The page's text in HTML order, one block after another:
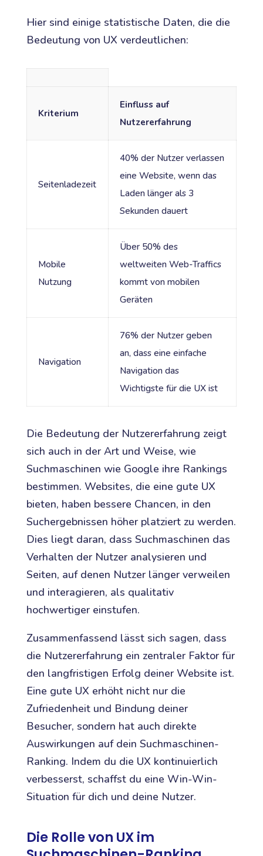
Hier sind einige statistische Daten, die die
Bedeutung von UX verdeutlichen:
Kriterium
Einfluss auf
Nutzererfahrung
Seitenladezeit
40% der Nutzer verlassen
eine Website, wenn das
Laden länger als 3
Sekunden dauert
Mobile
Nutzung
Über 50% des
weltweiten Web-Traffics
kommt von mobilen
Geräten
Navigation
76% der Nutzer geben
an, dass eine einfache
Navigation das
Wichtigste für die UX ist
Die Bedeutung der Nutzererfahrung zeigt
sich auch in der Art und Weise, wie
Suchmaschinen wie Google ihre Rankings
bestimmen. Websites, die eine gute UX
bieten, haben bessere Chancen, in den
Suchergebnissen höher platziert zu werden.
Dies liegt daran, dass Suchmaschinen das
Verhalten der Nutzer analysieren und
Seiten, auf denen Nutzer länger verweilen
und interagieren, als qualitativ
hochwertiger einstufen.
Zusammenfassend lässt sich sagen, dass
die Nutzererfahrung ein zentraler Faktor für
den langfristigen Erfolg deiner Website ist.
Eine gute UX erhöht nicht nur die
Zufriedenheit und Bindung deiner
Besucher, sondern hat auch direkte
Auswirkungen auf dein Suchmaschinen-
Ranking. Indem du die UX kontinuierlich
verbesserst, schaffst du eine Win-Win-
Situation für dich und deine Nutzer.
Die Rolle von UX im